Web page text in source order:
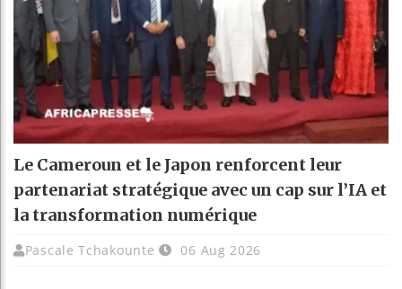
Le Cameroun et le Japon renforcent leur
partenariat stratégique avec un cap sur l’IA et
la transformation numérique
Pascale Tchakounte 06 Aug 2026